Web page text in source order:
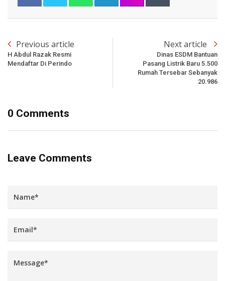
Previous article
H Abdul Razak Resmi
Mendaftar Di Perindo
Next article
Dinas ESDM Bantuan
Pasang Listrik Baru 5.500
Rumah Tersebar Sebanyak
20.986
0 Comments
Leave Comments